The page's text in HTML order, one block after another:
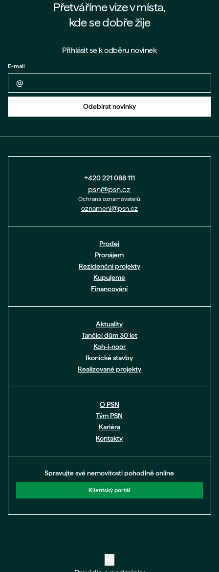
Přetváříme vize v místa,
kde se dobře žije
Zpět na formulář
Přihlásit se k odběru novinek
E-mail
Odebírat novinky
+420 221 088 111
psn@psn.cz
Ochrana oznamovatelů
oznameni@psn.cz
Prodej
Pronájem
Rezidenční projekty
Kupujeme
Financování
Aktuality
Tančící dům 30 let
Koh-i-noor
Ikonické stavby
Realizované projekty
O PSN
Tým PSN
Kariéra
Kontakty
Spravujte své nemovitosti pohodlně online
Klientský portál